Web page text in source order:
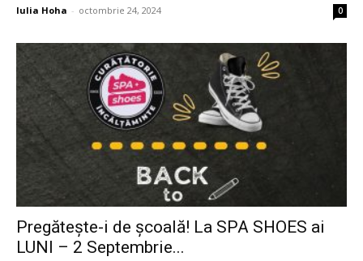
Iulia Hoha - octombrie 24, 2024 0
Pregătește-i de școală! La SPA SHOES ai
LUNI – 2 Septembrie...